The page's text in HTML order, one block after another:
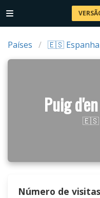
Países 🇪🇸 Espanha
Puig
🇪🇸
Número de visitas